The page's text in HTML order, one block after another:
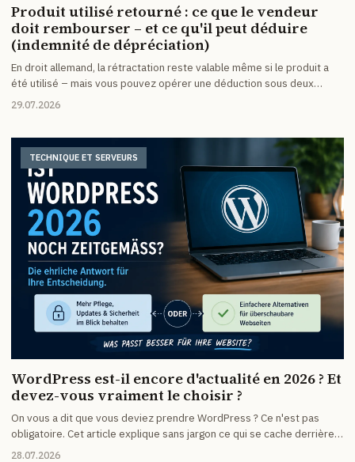
Produit utilisé retourné : ce que le vendeur
doit rembourser – et ce qu'il peut déduire
(indemnité de dépréciation)
En droit allemand, la rétractation reste valable même si le produit a
été utilisé – mais vous pouvez opérer une déduction sous deux
conditions. Quand l'indemnité de dépréciation est admise, combien
information de rétractation, CGV et processus de retour pour éviter
les litiges dès le départ.
29.07.2026
TECHNIQUE ET SERVEURS
WordPress est-il encore d'actualité en 2026 ? Et
devez-vous vraiment le choisir ?
On vous a dit que vous deviez prendre WordPress ? Ce n'est pas
obligatoire. Cet article explique sans jargon ce qui se cache derrière
les alertes de sécurité permanentes, ce que coûte réellement la
28.07.2026